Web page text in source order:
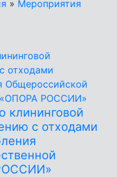
» Мероприятия
клининговой
с отходами